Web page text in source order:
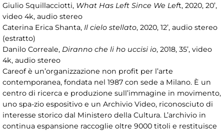
Giulio Squillacciotti, What Has Left Since We Left, 2020, 20’,
video 4k, audio stereo
Caterina Erica Shanta, Il cielo stellato, 2020, 12’, audio stereo
(estratto)
Danilo Correale, Diranno che li ho uccisi io, 2018, 35’, video
4k, audio stereo
Careof è un’organizzazione non profit per l’arte
contemporanea, fondata nel 1987 con sede a Milano. È un
centro di ricerca e produzione sull’immagine in movimento,
uno spa-zio espositivo e un Archivio Video, riconosciuto di
interesse storico dal Ministero della Cultura. L’archivio in
continua espansione raccoglie oltre 9000 titoli e restituisce